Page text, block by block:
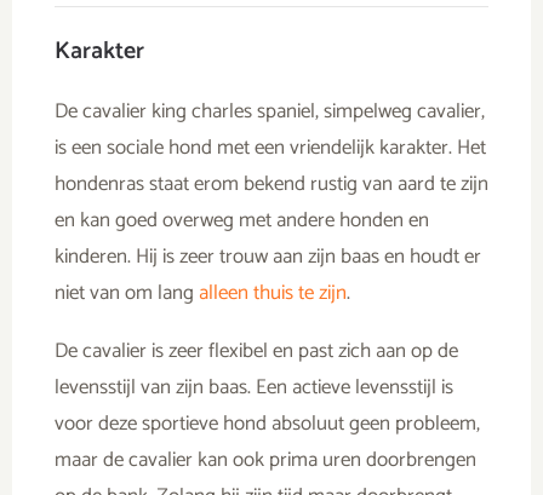
Karakter
De cavalier king charles spaniel, simpelweg cavalier,
is een sociale hond met een vriendelijk karakter. Het
hondenras staat erom bekend rustig van aard te zijn
en kan goed overweg met andere honden en
kinderen. Hij is zeer trouw aan zijn baas en houdt er
niet van om lang alleen thuis te zijn.
De cavalier is zeer flexibel en past zich aan op de
levensstijl van zijn baas. Een actieve levensstijl is
voor deze sportieve hond absoluut geen probleem,
maar de cavalier kan ook prima uren doorbrengen